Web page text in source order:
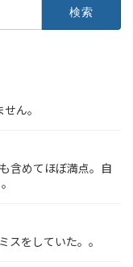
ん。
含めてほぼ満点。自
スをしていた。。